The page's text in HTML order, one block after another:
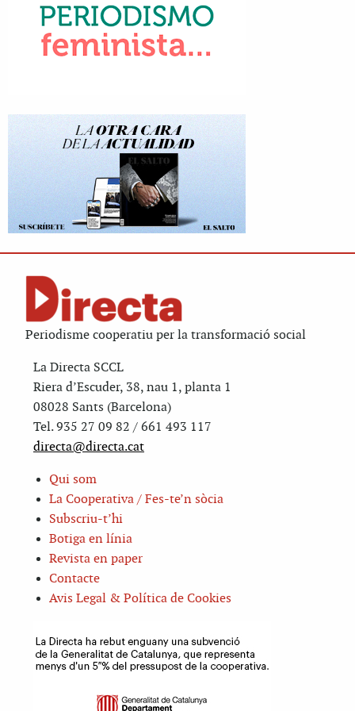
Periodisme cooperatiu per la transformació social
La Directa SCCL
Riera d’Escuder, 38, nau 1, planta 1
08028 Sants (Barcelona)
Tel. 935 27 09 82 / 661 493 117
directa@directa.cat
Qui som
La Cooperativa / Fes-te’n sòcia
Subscriu-t’hi
Botiga en línia
Revista en paper
Contacte
Avis Legal & Política de Cookies